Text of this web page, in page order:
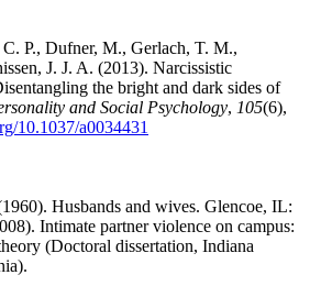
P., Dufner, M., Gerlach, T. M.,
J. J. A. (2013). Narcissistic
the bright and dark sides of
and Social Psychology, 105(6),
10.1037/a0034431
Husbands and wives. Glencoe, IL:
Intimate partner violence on campus:
(Doctoral dissertation, Indiana